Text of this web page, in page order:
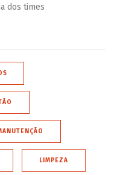
dos times
LIMPEZA